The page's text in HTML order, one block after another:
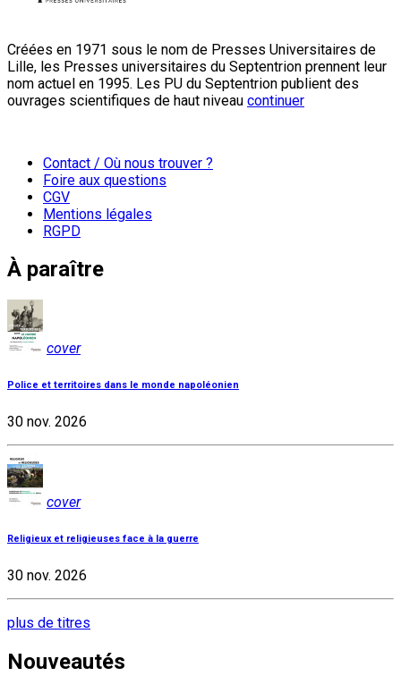
Créées en 1971 sous le nom de Presses Universitaires de
Lille, les Presses universitaires du Septentrion prennent leur
nom actuel en 1995. Les PU du Septentrion publient des
ouvrages scientifiques de haut niveau continuer
Contact / Où nous trouver ?
Foire aux questions
CGV
Mentions légales
RGPD
À paraître
cover
Police et territoires dans le monde napoléonien
30 nov. 2026
cover
Religieux et religieuses face à la guerre
30 nov. 2026
plus de titres
Nouveautés